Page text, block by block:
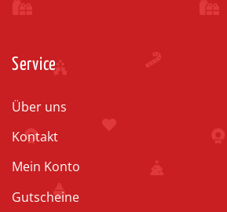
Service
Über uns
Kontakt
Mein Konto
Gutscheine